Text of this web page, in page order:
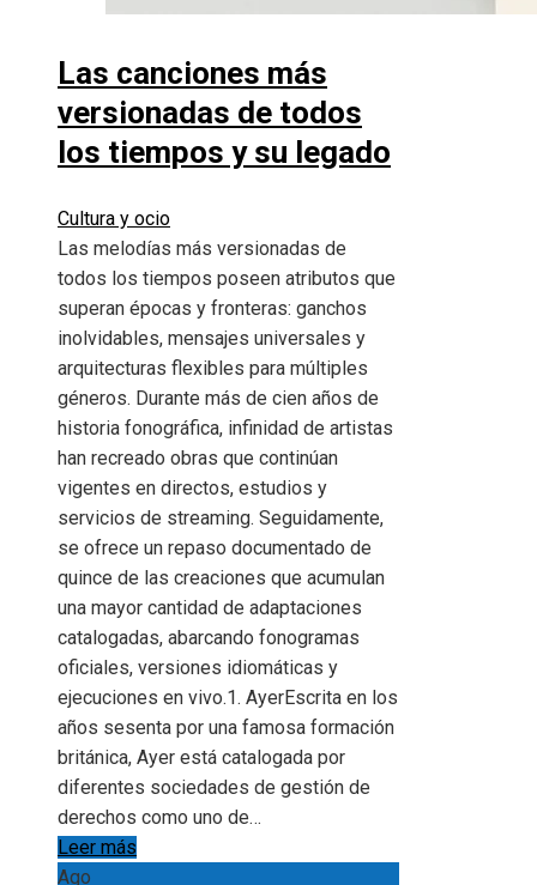
Las canciones más
versionadas de todos
los tiempos y su legado
Cultura y ocio
Las melodías más versionadas de
todos los tiempos poseen atributos que
superan épocas y fronteras: ganchos
inolvidables, mensajes universales y
arquitecturas flexibles para múltiples
géneros. Durante más de cien años de
historia fonográfica, infinidad de artistas
han recreado obras que continúan
vigentes en directos, estudios y
servicios de streaming. Seguidamente,
se ofrece un repaso documentado de
quince de las creaciones que acumulan
una mayor cantidad de adaptaciones
catalogadas, abarcando fonogramas
oficiales, versiones idiomáticas y
ejecuciones en vivo.1. AyerEscrita en los
años sesenta por una famosa formación
británica, Ayer está catalogada por
diferentes sociedades de gestión de
derechos como uno de…
Leer más
Ago